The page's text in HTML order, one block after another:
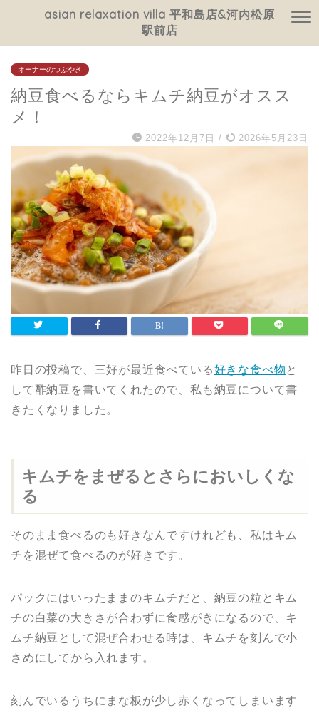
asian relaxation villa 平和島店&河内松原
駅前店
オーナーのつぶやき
納豆食べるならキムチ納豆がオスス
メ！
2022年12月7日 / 2026年5月23日
昨日の投稿で、三好が最近食べている好きな食べ物 と
して酢納豆を書いてくれたので、私も納豆について書
きたくなりました。
キムチをまぜるとさらにおいしくな
る
そのまま食べるのも好きなんですけれども、私はキム
チを混ぜて食べるのが好きです。
パックにはいったままのキムチだと、納豆の粒とキム
チの白菜の大きさが合わずに食感がきになるので、キ
ムチ納豆として混ぜ合わせる時は、キムチを刻んで小
さめにしてから入れます。
刻んでいるうちにまな板が少し赤くなってしまいます